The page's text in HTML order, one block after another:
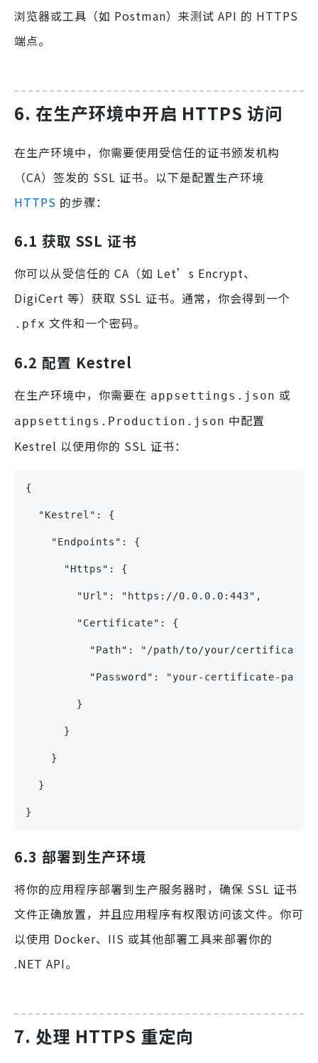
浏览器或工具（如 Postman）来测试 API 的 HTTPS
端点。
6. 在生产环境中开启 HTTPS 访问
在生产环境中，你需要使用受信任的证书颁发机构
（CA）签发的 SSL 证书。以下是配置生产环境
HTTPS 的步骤：
6.1 获取 SSL 证书
你可以从受信任的 CA（如 Let’s Encrypt、
DigiCert 等）获取 SSL 证书。通常，你会得到一个
.pfx 文件和一个密码。
6.2 配置 Kestrel
在生产环境中，你需要在 appsettings.json 或
appsettings.Production.json 中配置
Kestrel 以使用你的 SSL 证书：
{
  "Kestrel": {
    "Endpoints": {
      "Https": {
        "Url": "https://0.0.0.0:443",
        "Certificate": {
"Path": "/path/to/your/
"Password": "your-certificate-
        }
      }
    }
  }
}
6.3 部署到生产环境
将你的应用程序部署到生产服务器时，确保 SSL 证书
文件正确放置，并且应用程序有权限访问该文件。你可
以使用 Docker、IIS 或其他部署工具来部署你的
.NET API。
7. 处理 HTTPS 重定向